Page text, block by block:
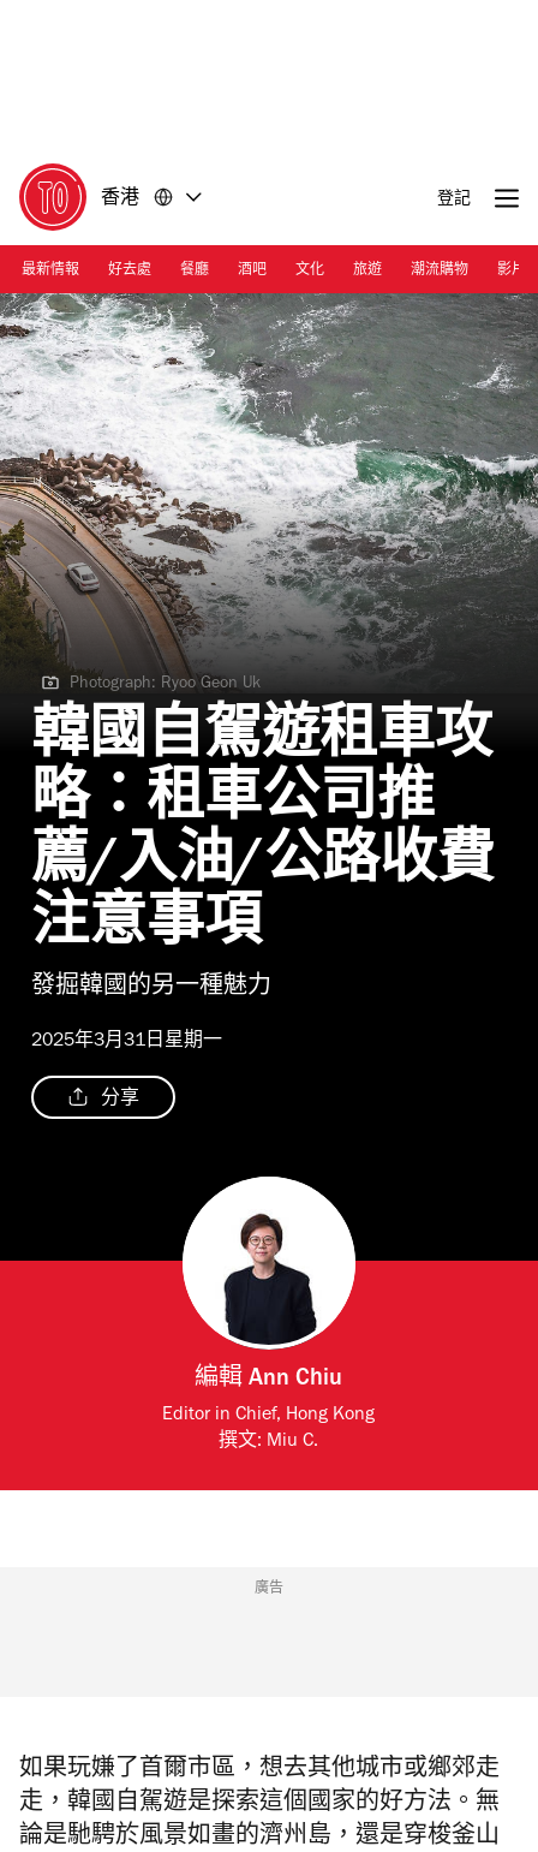
香港 登記
最新情報 好去處 餐廳 酒吧 文化 旅遊 潮流購物 影片
Photograph: Ryoo Geon Uk
Photograph: Ryoo Geon Uk
韓國自駕遊租車攻
略：租車公司推
薦/入油/公路收費
注意事項
發掘韓國的另一種魅力
2025年3月31日星期一
分享
編輯Ann Chiu
Editor in Chief, Hong Kong
撰文: Miu C.
廣告
如果玩嫌了首爾市區，想去其他城市或鄉郊走
走，韓國自駕遊是探索這個國家的好方法。無
論是馳騁於風景如畫的濟州島，還是穿梭釜山